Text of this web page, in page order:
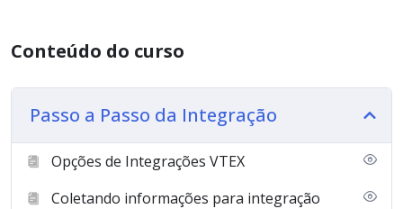
Conteúdo do curso
Passo a Passo da Integração
Opções de Integrações VTEX
Coletando informações para integração